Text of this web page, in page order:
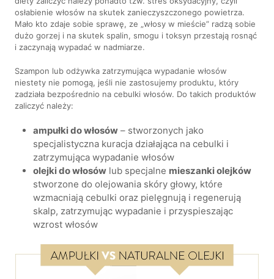
osłabienie włosów na skutek zanieczyszczonego powietrza.
Mało kto zdaje sobie sprawę, ze „włosy w mieście” radzą sobie
dużo gorzej i na skutek spalin, smogu i toksyn przestają rosnąć
i zaczynają wypadać w nadmiarze.
Szampon lub odżywka zatrzymująca wypadanie włosów
niestety nie pomogą, jeśli nie zastosujemy produktu, który
zadziała bezpośrednio na cebulki włosów. Do takich produktów
zaliczyć należy:
ampułki do włosów – stworzonych jako
specjalistyczna kuracja działająca na cebulki i
zatrzymująca wypadanie włosów
olejki do włosów lub specjalne mieszanki olejków
stworzone do olejowania skóry głowy, które
wzmacniają cebulki oraz pielęgnują i regenerują
skalp, zatrzymując wypadanie i przyspieszając
wzrost włosów